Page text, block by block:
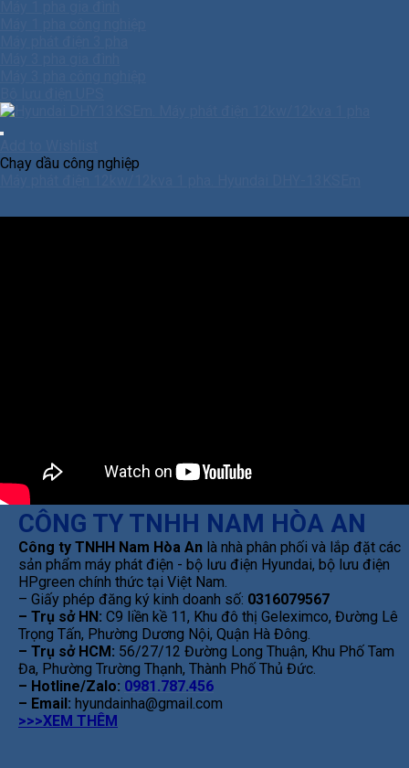
Chạy dầu công nghiệp
CÔNG TY TNHH NAM HÒA AN
Công ty TNHH Nam Hòa An là nhà phân phối và lắp đặt các
sản phẩm máy phát điện - bộ lưu điện Hyundai, bộ lưu điện
HPgreen chính thức tại Việt Nam.
– Giấy phép đăng ký kinh doanh số: 0316079567
– Trụ sở HN: C9 liền kề 11, Khu đô thị Geleximco, Đường Lê
Trọng Tấn, Phường Dương Nội, Quận Hà Đông.
– Trụ sở HCM: 56/27/12 Đường Long Thuận, Khu Phố Tam
Đa, Phường Trường Thạnh, Thành Phố Thủ Đức.
– Hotline/Zalo: 0981.787.456
– Email: hyundainha@gmail.com
>>>XEM THÊM